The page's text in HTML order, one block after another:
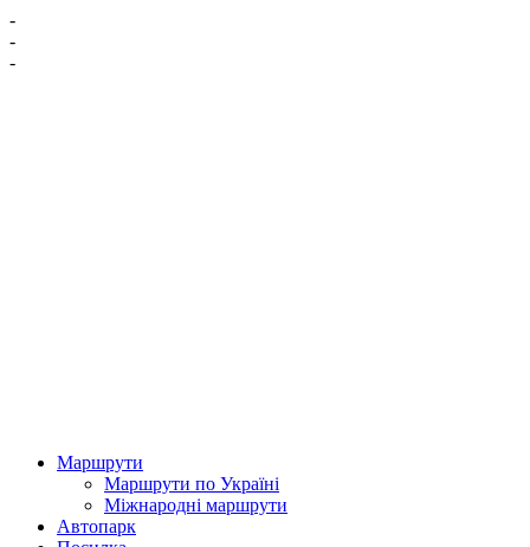
-
-
-
Маршрути
Маршрути по Україні
Міжнародні маршрути
Автопарк